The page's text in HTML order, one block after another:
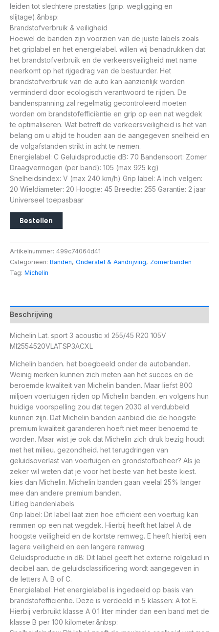
leiden tot slechtere prestaties (grip. wegligging en
slijtage).&nbsp:
Brandstofverbruik & veiligheid
Hoewel de banden zijn voorzien van de juiste labels zoals
het griplabel en het energielabel. willen wij benadrukken dat
het brandstofverbruik en de verkeersveiligheid met name
neerkomt op het rijgedrag van de bestuurder. Het
brandstofverbruik van de auto kan aanzienlijk worden
verminderd door ecologisch verantwoord te rijden. De
bandenspanning zal regelmatig gecontroleerd moeten
worden om brandstofefficiëntie en grip op een nat wegdek
te optimaliseren. Wat betreft de verkeersveiligheid is het van
belang om u altijd te houden aan de aangegeven snelheid en
de volgafstanden strikt in acht te nemen.
Energielabel: C Geluidsproductie dB: 70 Bandensoort: Zomer
Draagvermogen (per band): 105 (max 925 kg)
Snelheidsindex: V (max 240 km/h) Grip label: A Inch velgen:
20 Wieldiameter: 20 Hoogte: 45 Breedte: 255 Garantie: 2 jaar
Universeel toepasbaar
Bestellen
Artikelnummer: 499c74064d41
Categorieën: Banden, Onderstel & Aandrijving, Zomerbanden
Tag: Michelin
Beschrijving
Michelin Lat. sport 3 acoustic xl 255/45 R20 105V
MI2554520VLATSP3ACXL
Michelin banden. het boegbeeld onder de autobanden.
Weinig merken kunnen zich meten aan het succes en de
beroemde kwaliteit van Michelin banden. Maar liefst 800
miljoen voertuigen rijden op Michelin banden. en volgens hun
huidige voorspelling zou dat tegen 2030 al verdubbeld
kunnen zijn. Dat Michelin banden aanbied die de hoogste
premium kwaliteit garanderen hoeft niet meer benoemd te
worden. Maar wist je ook dat Michelin zich druk bezig houdt
met het milieu. gezondheid. het terugdringen van
geluidsoverlast van voertuigen en grondstofbeheer? Als je
zeker wil weten dat je voor het beste van het beste kiest.
kies dan Michelin. Michelin banden gaan veelal 25% langer
mee dan andere premium banden.
Uitleg bandenlabels
Grip label: Dit label laat zien hoe efficiënt een voertuig kan
remmen op een nat wegdek. Hierbij heeft het label A de
hoogste veiligheid en de kortste remweg. E heeft hierbij een
lagere veiligheid en een langere remweg
Geluidsproductie in dB: Dit label geeft het externe rolgeluid in
decibel aan. de geluidsclassificering wordt aangegeven in
de letters A. B of C.
Energielabel: Het energielabel is ingedeeld op basis van
brandstofefficiëntie. Deze is verdeeld in 5 klassen: A tot E.
Hierbij verbruikt klasse A 0.1 liter minder dan een band met de
klasse B per 100 kilometer.&nbsp: